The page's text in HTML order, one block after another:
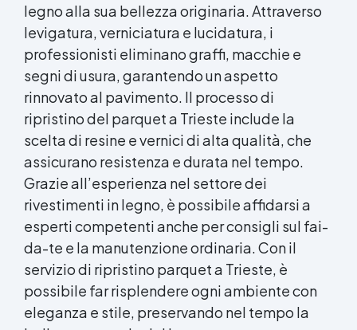
legno alla sua bellezza originaria. Attraverso
levigatura, verniciatura e lucidatura, i
professionisti eliminano graffi, macchie e
segni di usura, garantendo un aspetto
rinnovato al pavimento. Il processo di
ripristino del parquet a Trieste include la
scelta di resine e vernici di alta qualità, che
assicurano resistenza e durata nel tempo.
Grazie all’esperienza nel settore dei
rivestimenti in legno, è possibile affidarsi a
esperti competenti anche per consigli sul fai-
da-te e la manutenzione ordinaria. Con il
servizio di ripristino parquet a Trieste, è
possibile far risplendere ogni ambiente con
eleganza e stile, preservando nel tempo la